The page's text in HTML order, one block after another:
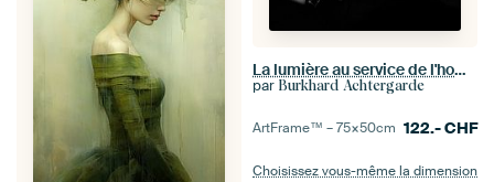
La lumière au service de l'homme (I)
par Burkhard Achtergarde
ArtFrame™ –75×50cm 122.-CHF
Choisissez vous-même la dimension